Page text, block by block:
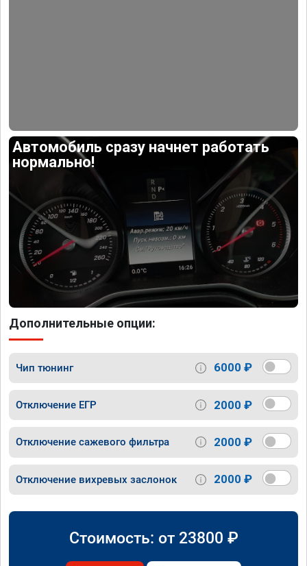
Автомобиль сразу начнет работать
нормально!
Дополнительные опции:
Чип тюнинг 6000 ₽
Отключение ЕГР 2000 ₽
Отключение сажевого фильтра 2000 ₽
Отключение вихревых заслонок 2000 ₽
Стоимость: от 23800 ₽